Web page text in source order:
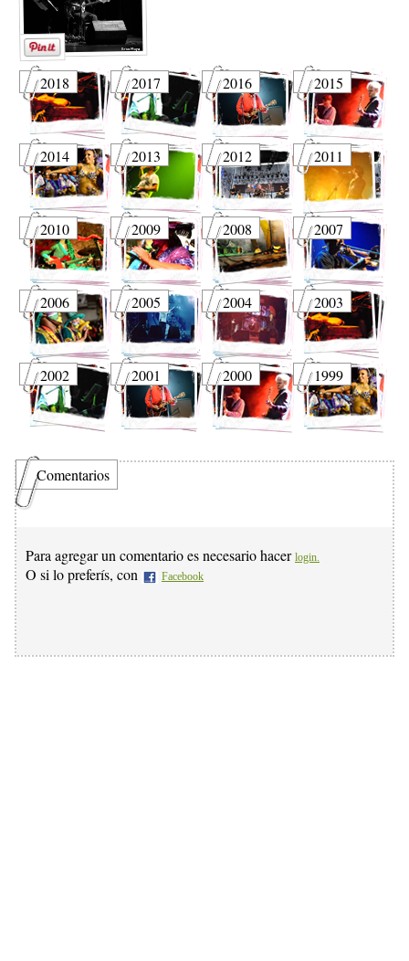
2018 2017 2016 2015
2014 2013 2012 2011
2010 2009 2008 2007
2006 2005 2004 2003
2002 2001 2000 1999
Comentarios
Para agregar un comentario es necesario hacer login.
O si lo preferís, con Facebook